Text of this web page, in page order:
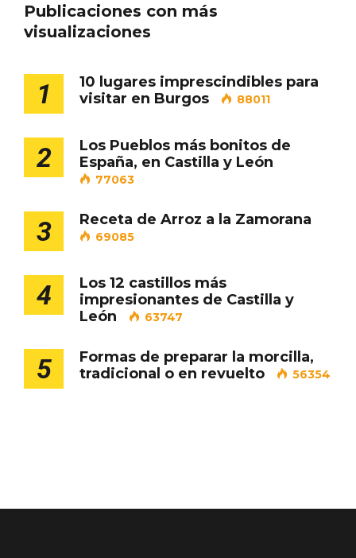
Publicaciones con más
visualizaciones
1
10 lugares imprescindibles para
visitar en Burgos
88011
2
Los Pueblos más bonitos de
España, en Castilla y León
77063
3 Receta de Arroz a la Zamorana
69085
4
Los 12 castillos más
impresionantes de Castilla y
León
63747
5
Formas de preparar la morcilla,
tradicional o en revuelto
56354
Conciertos gratuitos del coro Wetherby
Preparatory School en Ávila y Salamanca